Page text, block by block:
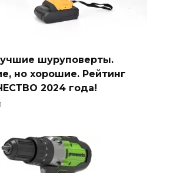
шуруповерты.
но хорошие. Рейтинг
2024 года!